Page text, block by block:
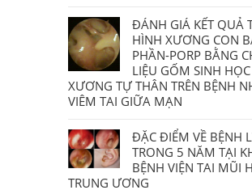
ĐÁNH GIÁ KẾT QUẢ
HÌNH XƯƠNG CON
PHẦN-PORP BẰNG
LIỆU GỐM SINH
XƯƠNG TỰ THÂN TRÊN BỆNH
VIÊM TAI GIỮA MẠN
ĐẶC ĐIỂM VỀ BỆNH
TRONG 5 NĂM TẠI
BỆNH VIỆN TAI MŨI
TRUNG ƯƠNG